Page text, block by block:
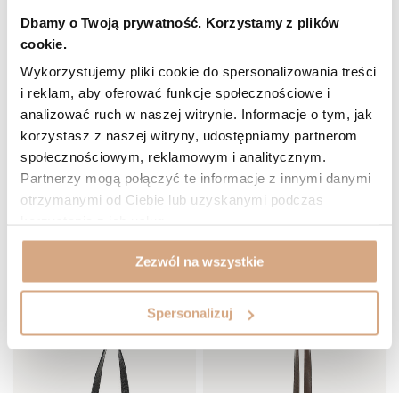
Dbamy o Twoją prywatność. Korzystamy z plików
cookie.
Wykorzystujemy pliki cookie do spersonalizowania treści
i reklam, aby oferować funkcje społecznościowe i
analizować ruch w naszej witrynie. Informacje o tym, jak
korzystasz z naszej witryny, udostępniamy partnerom
społecznościowym, reklamowym i analitycznym.
Partnerzy mogą połączyć te informacje z innymi danymi
otrzymanymi od Ciebie lub uzyskanymi podczas
Zezwól na wszystkie
Spersonalizuj
Plecak skórzany damski Plecak skórzany damski
BESTSELLER